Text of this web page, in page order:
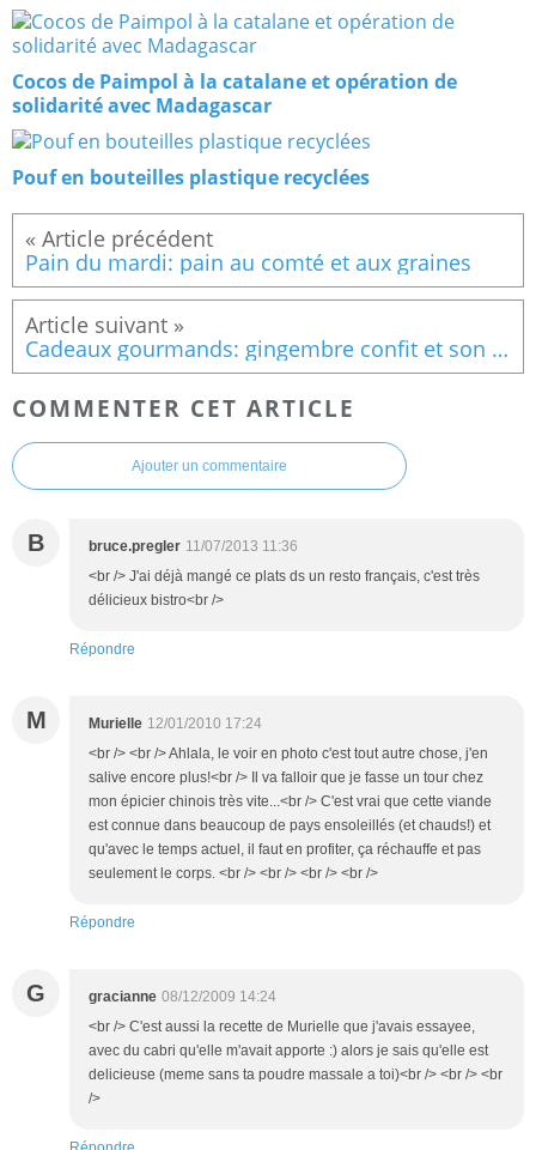
Cocos de Paimpol à la catalane et opération de
solidarité avec Madagascar
Pouf en bouteilles plastique recyclées
Pain du mardi: pain au comté et aux graines
Cadeaux gourmands: gingembre confit et son sirop de gingembre
COMMENTER CET ARTICLE
Ajouter un commentaire
B bruce.pregler 11/07/2013 11:36
<br /> J'ai déjà mangé ce plats ds un resto français, c'est très
délicieux bistro<br />
Répondre
M Murielle 12/01/2010 17:24
<br /> <br /> Ahlala, le voir en photo c'est tout autre chose, j'en
salive encore plus!<br /> Il va falloir que je fasse un tour chez
mon épicier chinois très vite...<br /> C'est vrai que cette viande
est connue dans beaucoup de pays ensoleillés (et chauds!) et
qu'avec le temps actuel, il faut en profiter, ça réchauffe et pas
seulement le corps. <br /> <br /> <br /> <br />
Répondre
G gracianne 08/12/2009 14:24
<br /> C'est aussi la recette de Murielle que j'avais essayee,
avec du cabri qu'elle m'avait apporte :) alors je sais qu'elle est
delicieuse (meme sans ta poudre massale a toi)<br /> <br /> <br
/>